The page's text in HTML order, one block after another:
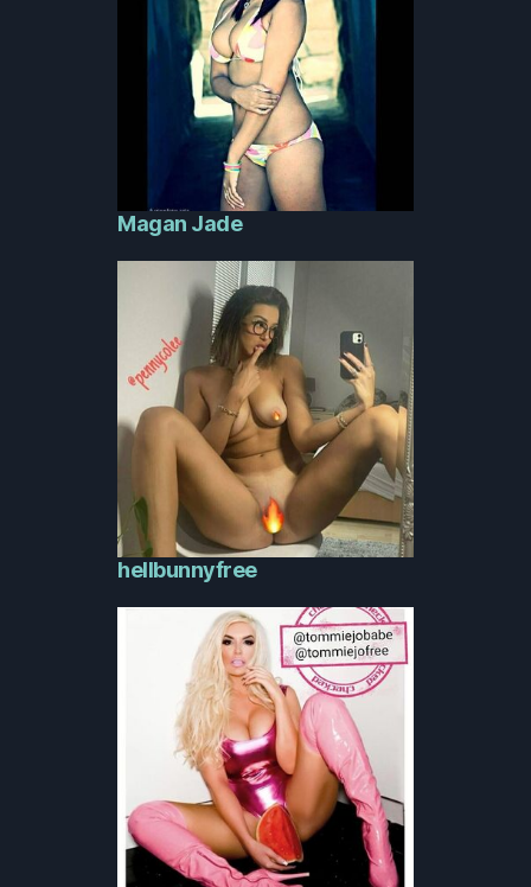
Magan Jade
hellbunnyfree